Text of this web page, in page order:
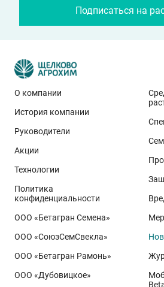
Эти результаты особенно
условий Приволжского
демонстрируют, что потенциал
реализуется при грамотном
технологией: сбалансированном
питании, эффективной защите
относится к новому поколению
биотипа озимой пшеницы. Это
департамента селекции и
Агрохим». Ей принадлежит
Подписаться на
О компании
История компании
Руководители
Акции
Технологии
Политика
конфиденциальности
ООО «Бетагран Семена»
ООО «СоюзСемСвекла»
ООО «Бетагран Рамонь»
ООО «Дубовицкое»